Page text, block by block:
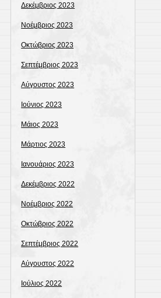
Δεκέμβριος 2023
Νοέμβριος 2023
Οκτώβριος 2023
Σεπτέμβριος 2023
Αύγουστος 2023
Ιούνιος 2023
Μάιος 2023
Μάρτιος 2023
Ιανουάριος 2023
Δεκέμβριος 2022
Νοέμβριος 2022
Οκτώβριος 2022
Σεπτέμβριος 2022
Αύγουστος 2022
Ιούλιος 2022